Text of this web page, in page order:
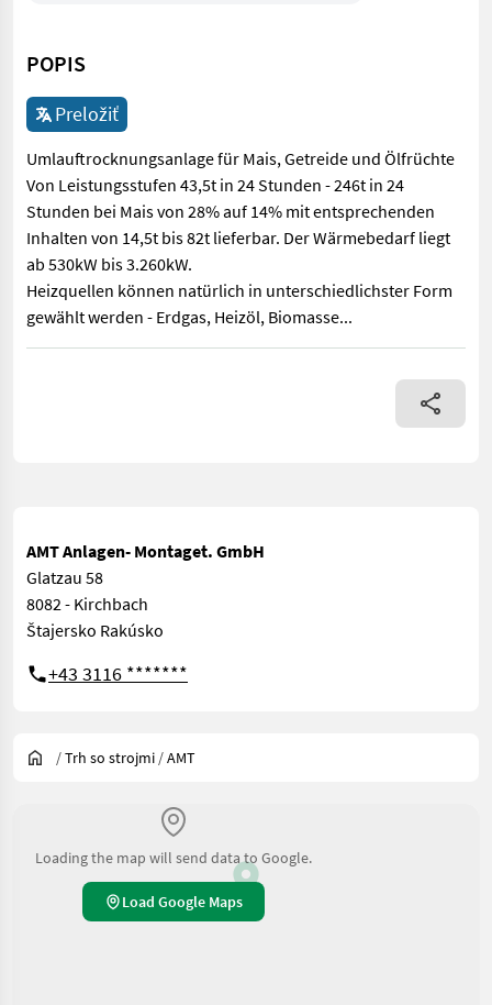
POPIS
Preložiť
Umlauftrocknungsanlage für Mais, Getreide und Ölfrüchte
Von Leistungsstufen 43,5t in 24 Stunden - 246t in 24
Stunden bei Mais von 28% auf 14% mit entsprechenden
Inhalten von 14,5t bis 82t lieferbar. Der Wärmebedarf liegt
ab 530kW bis 3.260kW.
Heizquellen können natürlich in unterschiedlichster Form
gewählt werden - Erdgas, Heizöl, Biomasse...
Umlauftrocknungsanlage für Mais, Getreide und Ölfrüchte
AMT Anlagen- Montaget. GmbH
Glatzau 58
8082 - Kirchbach
Štajersko Rakúsko
+43 3116 *******
/Trh so strojmi /AMT
Loading the map will send data to Google.
Load Google Maps